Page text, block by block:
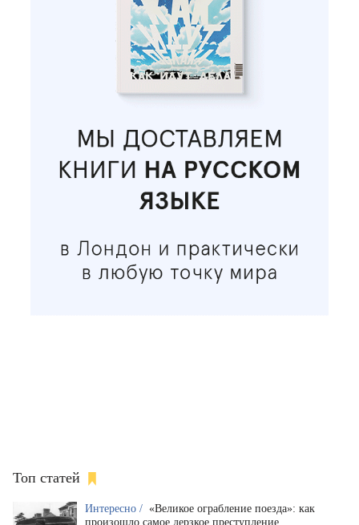
Топ статей
Интересно / «Великое ограбление поезда»: как
произошло самое дерзкое преступление